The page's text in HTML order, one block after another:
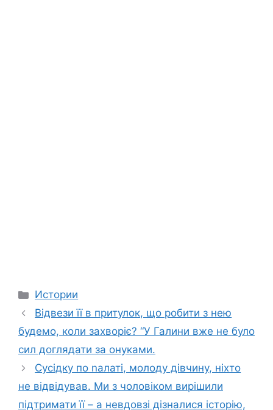
Categories
Истории
Відвези її в притулок, що робити з нею
будемо, коли захворіє? “У Галини вже не було
сил доглядати за онуками.
Сусідку по nалаті, молоду дівчину, ніхто
не відвідував. Ми з чоловіком вирішили
підтримати її – а невдовзі дізналися історію,